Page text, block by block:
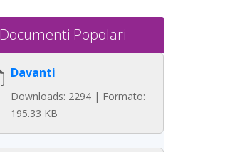
Documenti Popolari
Davanti
Downloads: 2294 | Formato:
195.33 KB